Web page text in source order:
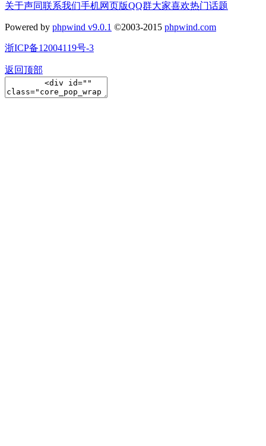
关于声同联系我们手机网页版QQ群大家喜欢热门话题
Powered by phpwind v9.0.1 ©2003-2015 phpwind.com
浙ICP备12004119号-3
返回顶部